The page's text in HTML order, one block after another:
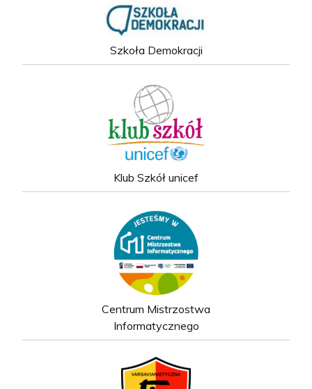
Szkoła Demokracji
Klub Szkół unicef
Centrum Mistrzostwa
Informatycznego